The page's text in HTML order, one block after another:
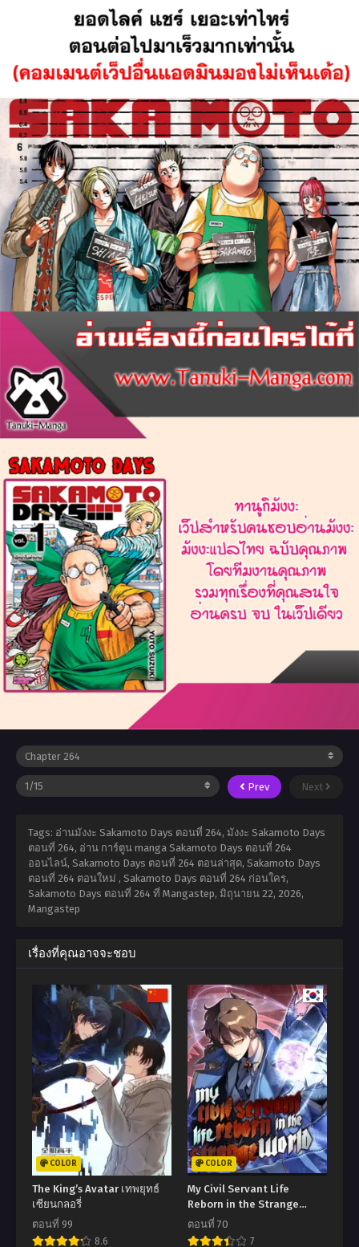
Prev Next
Tags: อ่านมังงะ Sakamoto Days ตอนที่ 264, มังงะ Sakamoto Days
ตอนที่ 264, อ่าน การ์ตูน manga Sakamoto Days ตอนที่ 264
ออนไลน์, Sakamoto Days ตอนที่ 264 ตอนล่าสุด, Sakamoto Days
ตอนที่ 264 ตอนใหม่ , Sakamoto Days ตอนที่ 264 ก่อนใคร,
Sakamoto Days ตอนที่ 264 ที่ Mangastep, มิถุนายน 22, 2026,
Mangastep
เรื่องที่คุณอาจจะชอบ
COLOR
The King’s Avatar เทพยุทธ์
เซียนกลอรี่
ตอนที่ 99
8.6
COLOR
My Civil Servant Life
Reborn in the Strange
World
ตอนที่ 70
7